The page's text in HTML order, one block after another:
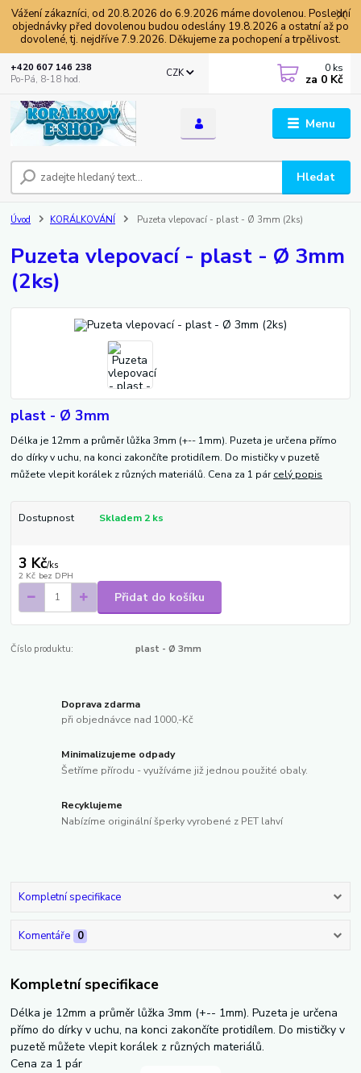
Vážení zákazníci, od 20.8.2026 do 6.9.2026 máme dovolenou. Poslední
objednávky před dovolenou budou odeslány 19.8.2026 a ostatní až po
dovolené, tj. nejdříve 7.9.2026. Děkujeme za pochopení a trpělivost.
Menu
CZK
Hledat
+420 607 146 238
Po-Pá, 8-18 hod.
0 ks
za 0 Kč
Úvod KORÁLKOVÁNÍ Puzeta vlepovací - plast - Ø 3mm (2ks)
Puzeta vlepovací - plast - Ø 3mm
(2ks)
plast - Ø 3mm
Délka je 12mm a průměr lůžka 3mm (+-- 1mm). Puzeta je určena přímo
do dírky v uchu, na konci zakončíte protidílem. Do mističky v puzetě
můžete vlepit korálek z různých materiálů. Cena za 1 párcelý popis
Dostupnost Skladem 2 ks
3 Kč/ks
2 Kč bez DPH
Přidat do košíku
Číslo produktu: plast - Ø 3mm
Doprava zdarma
při objednávce nad 1000,-Kč
Minimalizujeme odpady
Šetříme přírodu - využíváme již jednou použité obaly.
Recyklujeme
Nabízíme originální šperky vyrobené z PET lahví
Kompletní specifikace
Komentáře 0
Kompletní specifikace
Délka je 12mm a průměr lůžka 3mm (+-- 1mm). Puzeta je určena
přímo do dírky v uchu, na konci zakončíte protidílem. Do mističky v
puzetě můžete vlepit korálek z různých materiálů.
Cena za 1 pár